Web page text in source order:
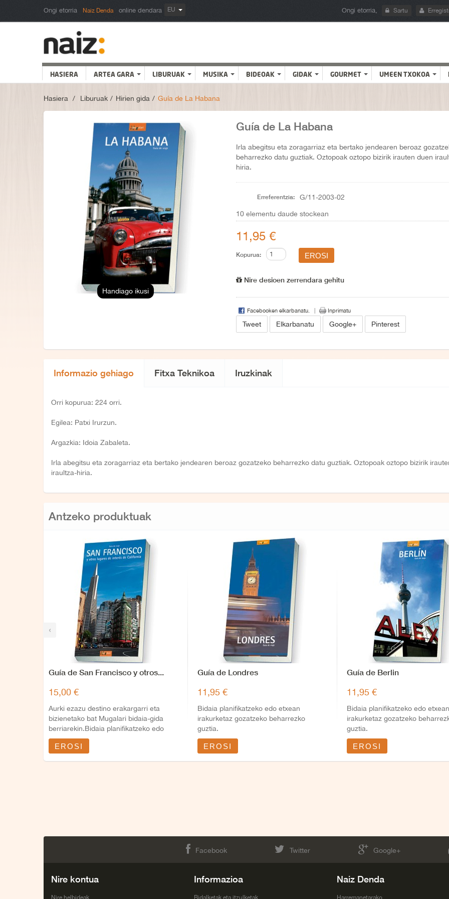
Ongi etorria Naiz Denda online dendara Ongi etorria, Sartu
EU
HASIERA ARTEA GARA LIBURUAK MUSIKA BIDEOAK GIDAK GOURMET UMEEN TXOKOA
Hasiera > Liburuak > Hirien gida > Guía de La Habana
Handiago ikusi
Guía de La Habana
Irla abegitsu eta zoragarriaz eta bertako jendearen beroaz
beharrezko datu guztiak. Oztopoak oztopo bizirik irauten duen
hiria.
Erreferentzia: G/11-2003-02
10 elementu daude stockean
11,95 €
Kopurua:
Nire desioen zerrendara gehitu
Facebooken elkarbanatu. Inprimatu
Tweet Elkarbanatu Google+ Pinterest
Informazio gehiago Fitxa Teknikoa Iruzkinak
Orri kopurua: 224 orri.
Egilea: Patxi Irurzun.
Argazkia: Idoia Zabaleta.
Irla abegitsu eta zoragarriaz eta bertako jendearen beroaz gozatzeko beharrezko datu guztiak. Oztopoak oztopo bizirik
iraultza-hiria.
Antzeko produktuak
‹
Guía de San Francisco y otros...
15,00 €
Aurki ezazu destino erakargarri eta
bizienetako bat Mugalari bidaia-gida
berriarekin.Bidaia planifikatzeko edo
etxean...
EROSI
Guía de Londres
11,95 €
Bidaia planifikatzeko edo etxean
irakurketaz gozatzeko beharrezko
guztia.
EROSI
Guía de Berlin
11,95 €
Bidaia planifikatzeko edo etxean
irakurketaz gozatzeko
guztia.
EROSI
Facebook Twitter Google+
Nire kontua
Nire helbideak
Informazioa
Bidalketak eta itzulketak
Naiz Denda
Harremanetarako